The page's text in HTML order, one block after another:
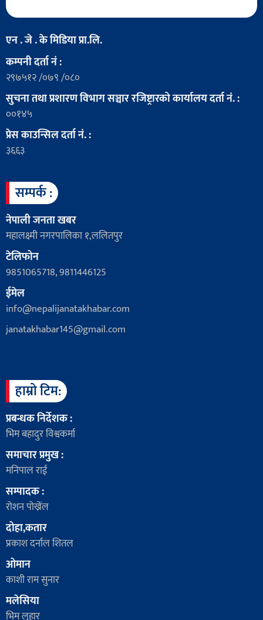
एन . जे . के मिडिया प्रा.लि.
कम्पनी दर्ता नं :
२९७५१२ /०७९ /०८०
सुचना तथा प्रशारण विभाग सञ्चार रजिष्ट्रारको कार्यालय दर्ता नं. :
००१४५
प्रेस काउन्सिल दर्ता नं. :
३६६३
सम्पर्क :
नेपाली जनता खबर
महालक्ष्मी नगरपालिका १,ललितपुर
टेलिफोन
9851065718, 9811446125
ईमेल
info@nepalijanatakhabar.com
janatakhabar145@gmail.com
हाम्रो टिम:
प्रबन्धक निर्देशक :
भिम बहादुर विश्वकर्मा
समाचार प्रमुख :
मनिपाल राई
सम्पादक :
रोशन पोख्रेंल
दोहा,कतार
प्रकाश दर्नाल शितल
ओमान
काशी राम सुनार
मलेसिया
भिम लुहार